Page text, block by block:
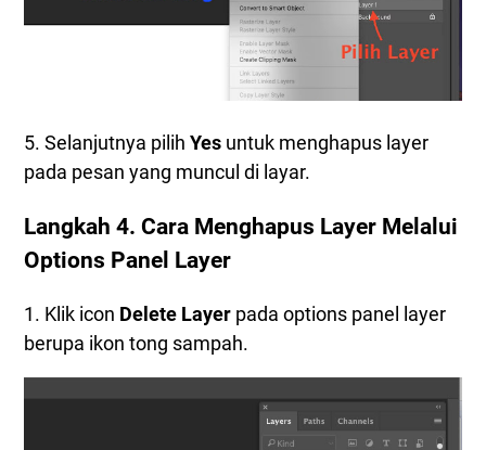
5. Selanjutnya pilih Yes untuk menghapus layer
pada pesan yang muncul di layar.
Langkah 4. Cara Menghapus Layer Melalui
Options Panel Layer
1. Klik icon Delete Layer pada options panel layer
berupa ikon tong sampah.